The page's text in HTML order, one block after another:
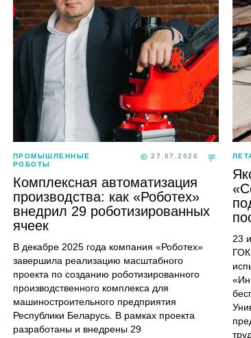
ПРОМЫШЛЕННЫЕ
РОБОТЫ
27.07.2026
Комплексная автоматизация
производства: как «Роботех»
внедрил 29 роботизированных
ячеек
В декабре 2025 года компания «Роботех»
завершила реализацию масштабного
проекта по созданию роботизированного
производственного комплекса для
машиностроительного предприятия
Республики Беларусь. В рамках проекта
разработаны и внедрены 29
23